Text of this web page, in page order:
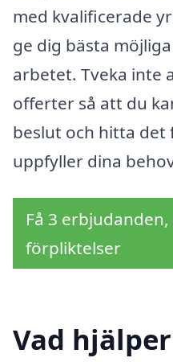
med kvalificerade
ge dig bästa
arbetet. Tveka inte
offerter så att du
beslut och hitta det
uppfyller dina
Få 3
förpliktelser
Vad